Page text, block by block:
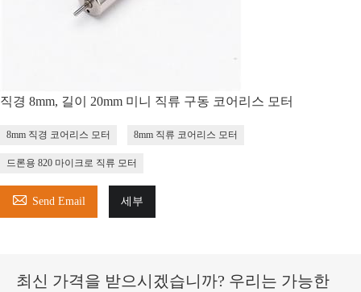
직경 8mm, 길이 20mm 미니 직류 구동 코어리스 모터
8mm 직경 코어리스 모터 8mm 직류 코어리스 모터
드론용 820 마이크로 직류 모터
 Send Email 세부
최신 가격을 받으시겠습니까? 우리는 가능한